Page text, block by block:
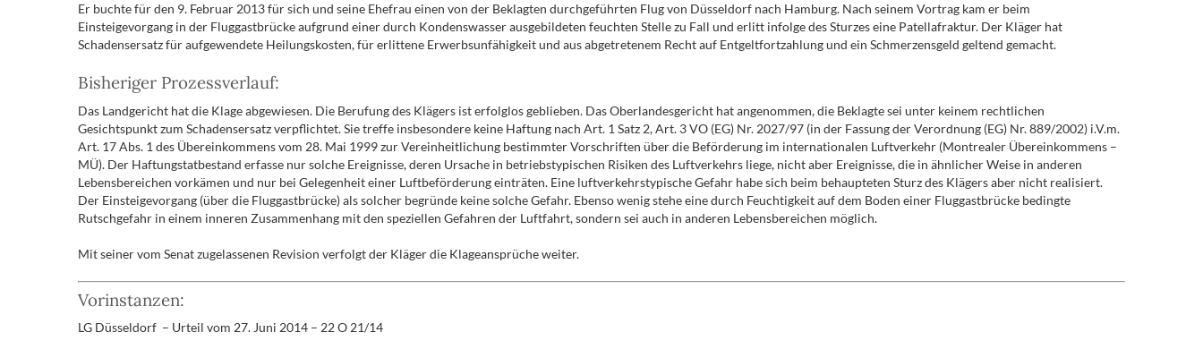
Er buchte für den 9. Februar 2013 für sich und seine Ehefrau einen von der Beklagten durchgeführten Flug von Düsseldorf nach Hamburg. Nach seinem Vortrag kam er beim
Einsteigevorgang in der Fluggastbrücke aufgrund einer durch Kondenswasser ausgebildeten feuchten Stelle zu Fall und erlitt infolge des Sturzes eine Patellafraktur. Der Kläger hat
Schadensersatz für aufgewendete Heilungskosten, für erlittene Erwerbsunfähigkeit und aus abgetretenem Recht auf Entgeltfortzahlung und ein Schmerzensgeld geltend gemacht.
Bisheriger Prozessverlauf:
Das Landgericht hat die Klage abgewiesen. Die Berufung des Klägers ist erfolglos geblieben. Das Oberlandesgericht hat angenommen, die Beklagte sei unter keinem rechtlichen
Gesichtspunkt zum Schadensersatz verpflichtet. Sie treffe insbesondere keine Haftung nach Art. 1 Satz 2, Art. 3 VO (EG) Nr. 2027/97 (in der Fassung der Verordnung (EG) Nr. 889/2002) i.V.m.
Art. 17 Abs. 1 des Übereinkommens vom 28. Mai 1999 zur Vereinheitlichung bestimmter Vorschriften über die Beförderung im internationalen Luftverkehr (Montrealer Übereinkommens –
MÜ). Der Haftungstatbestand erfasse nur solche Ereignisse, deren Ursache in betriebstypischen Risiken des Luftverkehrs liege, nicht aber Ereignisse, die in ähnlicher Weise in anderen
Lebensbereichen vorkämen und nur bei Gelegenheit einer Luftbeförderung einträten. Eine luftverkehrstypische Gefahr habe sich beim behaupteten Sturz des Klägers aber nicht realisiert.
Der Einsteigevorgang (über die Fluggastbrücke) als solcher begründe keine solche Gefahr. Ebenso wenig stehe eine durch Feuchtigkeit auf dem Boden einer Fluggastbrücke bedingte
Rutschgefahr in einem inneren Zusammenhang mit den speziellen Gefahren der Luftfahrt, sondern sei auch in anderen Lebensbereichen möglich.
Mit seiner vom Senat zugelassenen Revision verfolgt der Kläger die Klageansprüche weiter.
Vorinstanzen:
LG Düsseldorf – Urteil vom 27. Juni 2014 – 22 O 21/14